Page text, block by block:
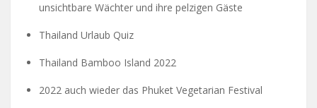
unsichtbare Wächter und ihre pelzigen Gäste
Thailand Urlaub Quiz
Thailand Bamboo Island 2022
2022 auch wieder das Phuket Vegetarian Festival